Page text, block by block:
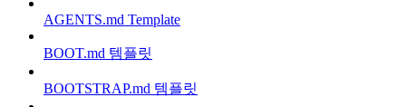
AGENTS.md Template
BOOT.md 템플릿
BOOTSTRAP.md 템플릿